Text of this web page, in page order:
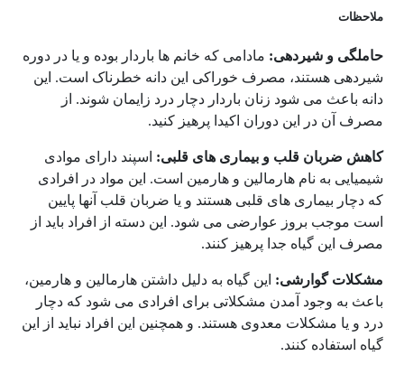
ملاحظات
حاملگی و شیردهی: مادامی که خانم ها باردار بوده و یا در دوره
شیردهی هستند، مصرف خوراکی این دانه خطرناک است. این
دانه باعث می شود زنان باردار دچار درد زایمان شوند. از
مصرف آن در این دوران اکیدا پرهیز کنید.
کاهش ضربان قلب و بیماری های قلبی: اسپند دارای موادی
شیمیایی به نام هارمالین و هارمین است. این مواد در افرادی
که دچار بیماری های قلبی هستند و یا ضربان قلب آنها پایین
است موجب بروز عوارضی می شود. این دسته از افراد باید از
مصرف این گیاه جدا پرهیز کنند.
مشکلات گوارشی: این گیاه به دلیل داشتن هارمالین و هارمین،
باعث به وجود آمدن مشکلاتی برای افرادی می شود که دچار
درد و یا مشکلات معدوی هستند. و همچنین این افراد نباید از این
گیاه استفاده کنند.